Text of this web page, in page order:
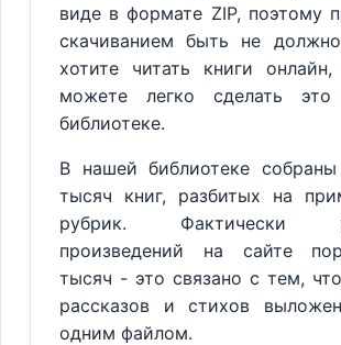
виде в формате ZIP, поэтому
скачиванием быть не
хотите читать книги
можете легко сделать
библиотеке.
В нашей библиотеке
тысяч книг, разбитых на
рубрик. Фактически
произведений на сайте
тысяч - это связано с тем,
рассказов и стихов
одним файлом.